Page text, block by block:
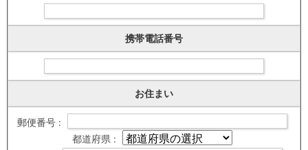
携帯電話番号
お住まい
郵便番号 :
都道府県 :